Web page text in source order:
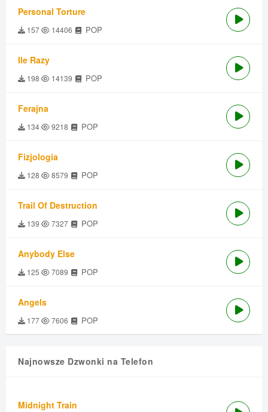
Personal Torture
157 14406 POP
Ile Razy
198 14139 POP
Ferajna
134 9218 POP
Fizjologia
128 8579 POP
Trail Of Destruction
139 7327 POP
Anybody Else
125 7089 POP
Angels
177 7606 POP
Najnowsze Dzwonki na Telefon
Midnight Train